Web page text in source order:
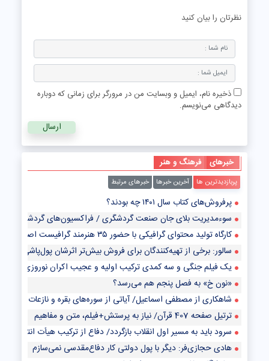
نظرتان را بیان کنید
ذخیره نام، ایمیل و وبسایت من در مرورگر برای زمانی که دوباره
دیدگاهی می‌نویسم.
خبرهای فرهنگ و هنر
پربازدیدترین ها آخرین خبرها خبرهای مرتبط
پرفروش‌های کتاب سال ۱۴۰۱ چه بودند؟
سوءمدیریت بلای جان صنعت گردشگری / فراکسیون‌های گردشگری
کارگاه تولید محتوای گرافیکی با حضور ۳۵ هنرمند گرافیست اصفهانی
سالور: برخی از تهیه‌کنندگان برای فروش بیش‌تر اثرشان پول‌پاشی
یک فیلم جنگی و سه کمدی ترکیب اولیه و عجیب اکران نوروزی سینمای
«نون خ» به فصل پنجم هم می‌رسد؟
شاهکاری از مصطفی اسماعیل/ آیاتی از سوره‌های بقره و نازعات+صوت
ترتیل صفحه 407 قرآن/ نیاز به پرستش+فیلم، متن و مفاهیم
سرود باید به مسیر اول انقلاب بازگردد/ دفاع از ترکیب هیأت انتخاب
هادی حجازی‌فر: دیگر با پول دولتی کار دفاع‌مقدسی نمی‌سازم